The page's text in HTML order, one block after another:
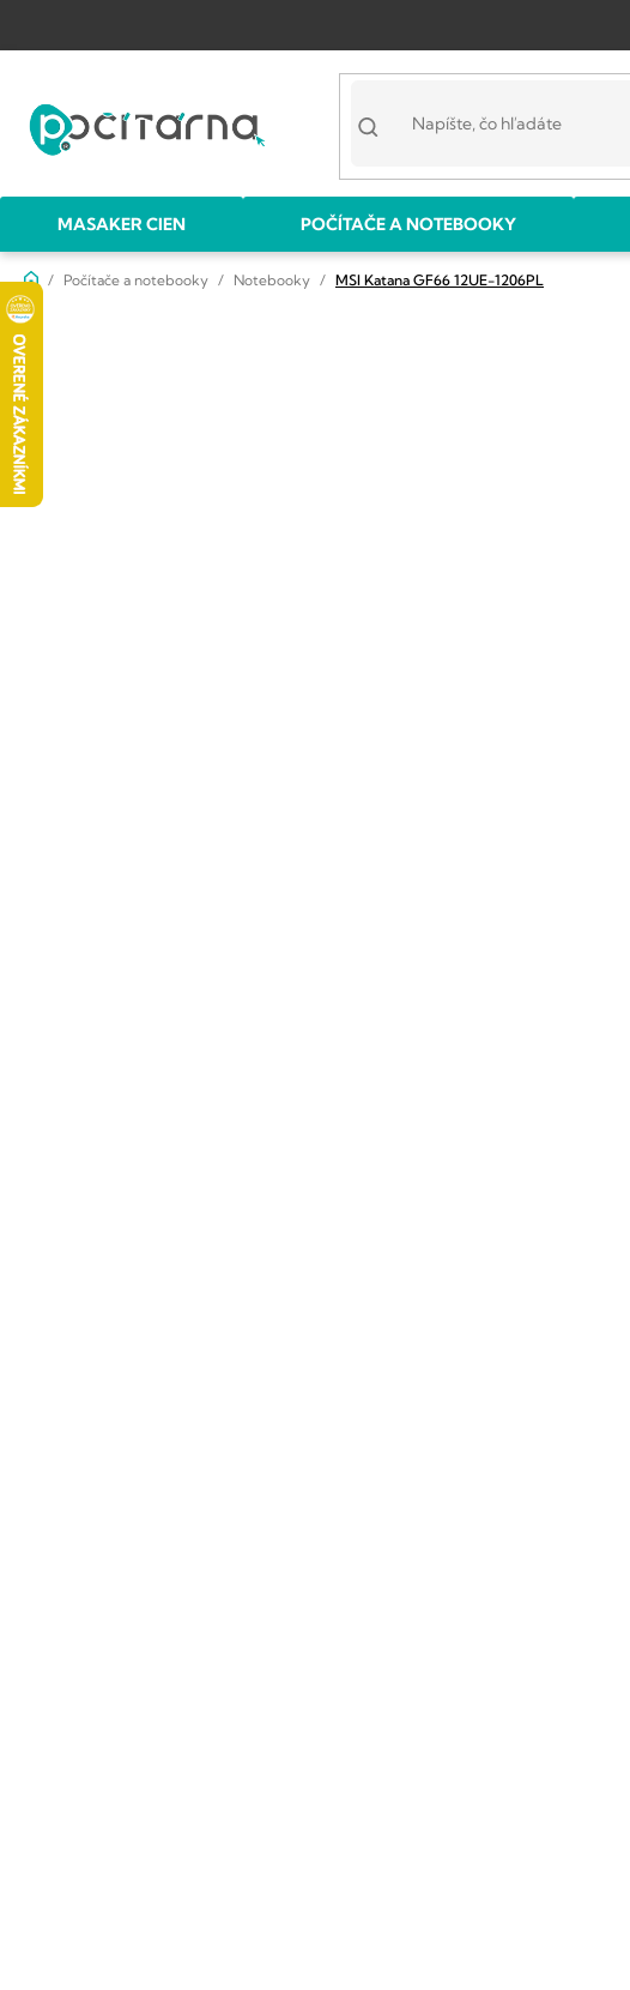
obsah
MASAKER CIEN POČÍTAČE A NOTEBOOKY
DomovPočítače a notebooky Notebooky MSI Katana GF66 12UE-1206PL